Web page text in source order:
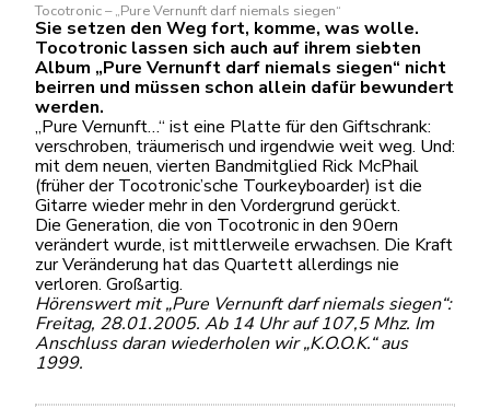
Tocotronic – „Pure Vernunft darf niemals siegen“
Sie setzen den Weg fort, komme, was wolle.
Tocotronic lassen sich auch auf ihrem siebten
Album „Pure Vernunft darf niemals siegen“ nicht
beirren und müssen schon allein dafür bewundert
werden.
„Pure Vernunft…“ ist eine Platte für den Giftschrank:
verschroben, träumerisch und irgendwie weit weg. Und:
mit dem neuen, vierten Bandmitglied Rick McPhail
(früher der Tocotronic’sche Tourkeyboarder) ist die
Gitarre wieder mehr in den Vordergrund gerückt.
Die Generation, die von Tocotronic in den 90ern
verändert wurde, ist mittlerweile erwachsen. Die Kraft
zur Veränderung hat das Quartett allerdings nie
verloren. Großartig.
Hörenswert mit „Pure Vernunft darf niemals siegen“:
Freitag, 28.01.2005. Ab 14 Uhr auf 107,5 Mhz. Im
Anschluss daran wiederholen wir „K.O.O.K.“ aus
1999.